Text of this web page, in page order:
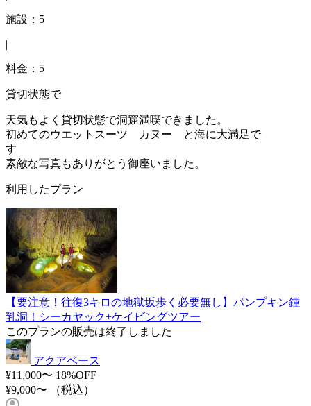
施設：5
|
料金：5
貸切状態で
天気もよく貸切状態で洞窟満喫できました。
初めてのウエットスーツ カヌー と海に大満足で
す
素敵な写真もありがとう御座いました。
利用したプラン
【要注意！往復3キロの地獄坂歩く必要無し】パンプキン鍾
乳洞！シーカヤック+ケイビングツアー
このプランの販売は終了しました
アクアベース
¥11,000〜 18%OFF
¥9,000〜
（税込）